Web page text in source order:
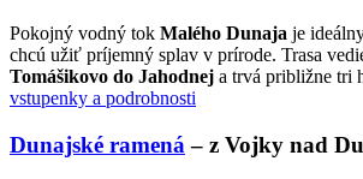
Pokojný vodný tok Malého Dunaja je
chcú užiť príjemný splav v prírode. Trasa
Tomášikovo do Jahodnej a trvá približne tri
vstupenky a podrobnosti
Dunajské ramená – z Vojky nad